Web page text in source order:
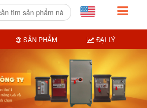
SẢN PHẨM ĐẠI LÝ